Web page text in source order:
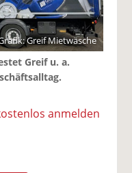
Greif Mietwäsche
Greif u. a.
anmelden